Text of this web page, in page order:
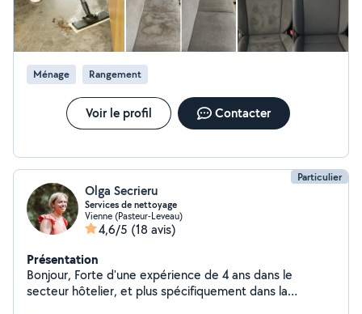
été la moindre des choses. Je ne recommande pas.
Ménage Rangement
Voir le profil Contacter
Particulier
Olga Secrieru
Services de nettoyage
Vienne (Pasteur-Leveau)
4,6/5 (18 avis)
Présentation
Bonjour, Forte d'une expérience de 4 ans dans le
secteur hôtelier, et plus spécifiquement dans la